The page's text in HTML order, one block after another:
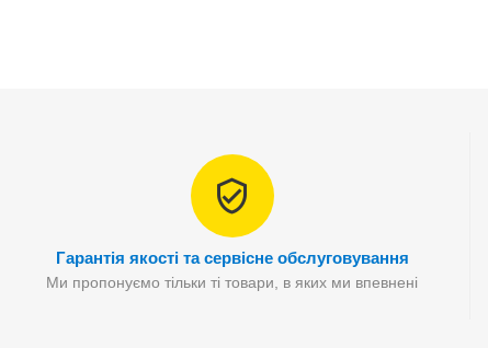
Гарантія якості та сервісне обслуговування
Ми пропонуємо тільки ті товари, в яких ми впевнені